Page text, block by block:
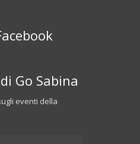
Go Sabina
eventi della